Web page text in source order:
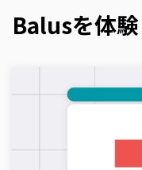
Balusを体験